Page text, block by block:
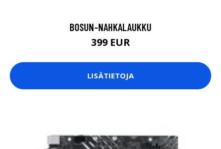
BOSUN-NAHKALAUKKU
399 EUR
LISÄTIETOJA